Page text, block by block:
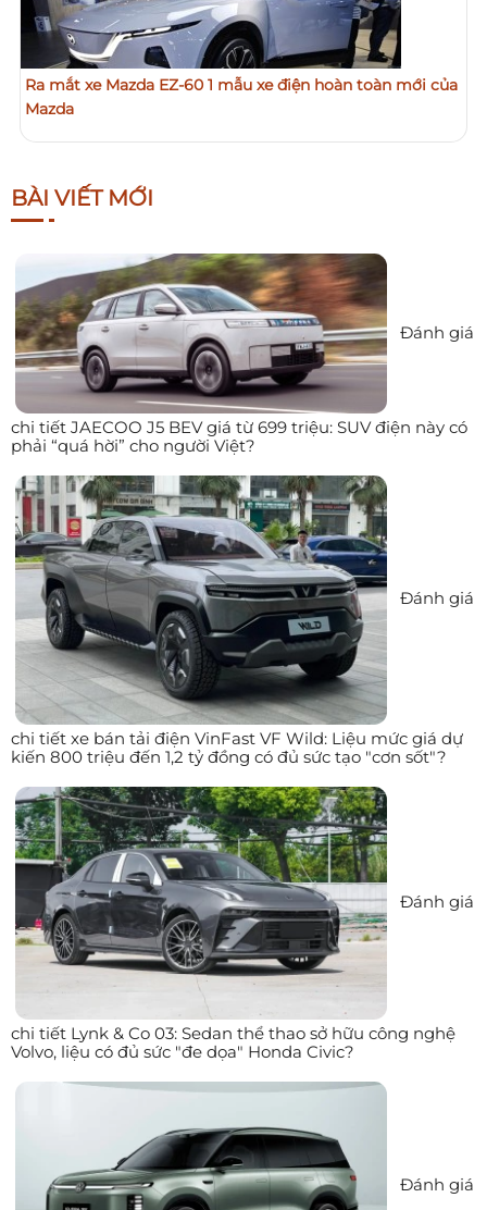
Ra mắt xe Mazda EZ-60 1 mẫu xe điện hoàn toàn mới của
Mazda
BÀI VIẾT MỚI
Đánh giá
chi tiết JAECOO J5 BEV giá từ 699 triệu: SUV điện này có
phải “quá hời” cho người Việt?
Đánh giá
chi tiết xe bán tải điện VinFast VF Wild: Liệu mức giá dự
kiến 800 triệu đến 1,2 tỷ đồng có đủ sức tạo "cơn sốt"?
Đánh giá
chi tiết Lynk & Co 03: Sedan thể thao sở hữu công nghệ
Volvo, liệu có đủ sức "đe dọa" Honda Civic?
Đánh giá